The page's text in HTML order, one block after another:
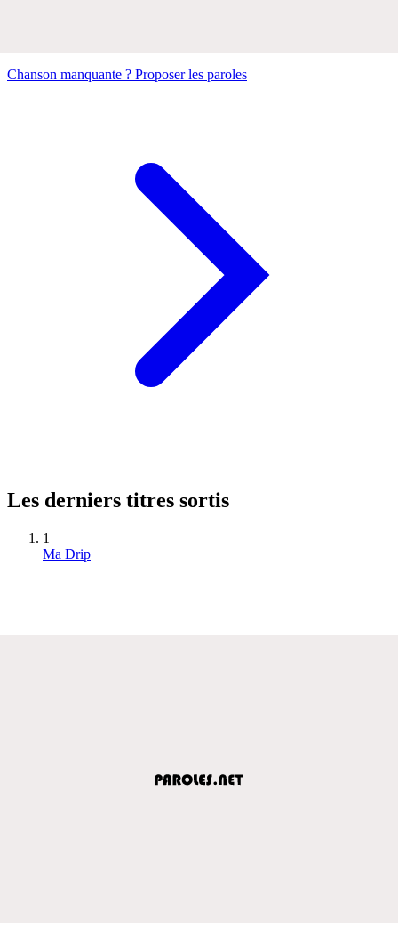
Chanson manquante ? Proposer les paroles
Les derniers titres sortis
1
Ma Drip